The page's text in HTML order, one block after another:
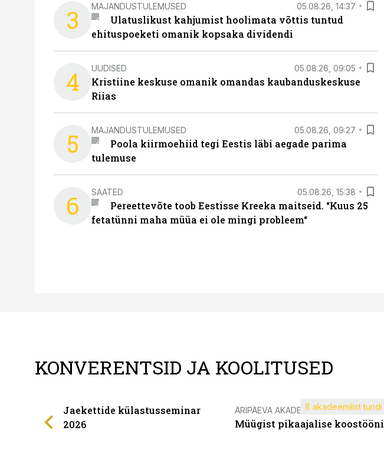
3 MAJANDUSTULEMUSED 05.08.26, 14:37
Ulatuslikust kahjumist hoolimata võttis tuntud
ehituspoeketi omanik kopsaka dividendi
4 UUDISED 05.08.26, 09:05
Kristiine keskuse omanik omandas kaubanduskeskuse
Riias
5 MAJANDUSTULEMUSED 05.08.26, 09:27
Poola kiirmoehiid tegi Eestis läbi aegade parima
tulemuse
6 SAATED 05.08.26, 15:38
Pereettevõte toob Eestisse Kreeka maitseid. “Kuus 25
fetatünni maha müüa ei ole mingi probleem“
KONVERENTSID JA KOOLITUSED
Jaekettide külastusseminar
2026
ÄRIPÄEVA AKADEEMIA
Müügist pikaajalise koostööni
8 akadeemilist tundi